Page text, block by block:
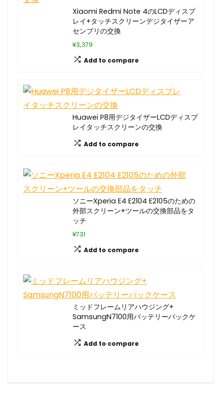
Xiaomi Redmi Note 4のLCDディスプ
レイ+タッチスクリーンデジタイザーア
センブリの交換
¥3,379
Add to compare
Huawei P8用デジタイザーLCDディスプ
レイタッチスクリーンの交換
Add to compare
ソニーXperia E4 E2104 E2105のための
外部スクリーン+ツールの交換部品をタ
ッチ
¥731
Add to compare
ミッドフレームリアハウジング+
SamsungN7100用バッテリーバックケ
ース
Add to compare